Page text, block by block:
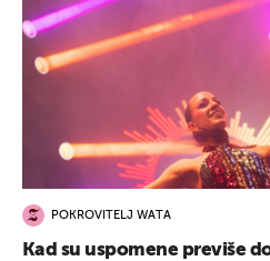
POKROVITELJ WATA
Kad su uspomene previše